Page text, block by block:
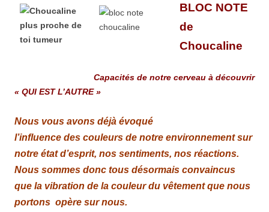
BLOC NOTE
de
Choucaline
Capacités de notre cerveau à découvrir
« QUI EST L’AUTRE »
Nous vous avons déjà évoqué
l’influence des couleurs de notre environnement sur
notre état d’esprit, nos sentiments, nos réactions.
Nous sommes donc tous désormais convaincus
que la vibration de la couleur du vêtement que nous
portons opère sur nous.